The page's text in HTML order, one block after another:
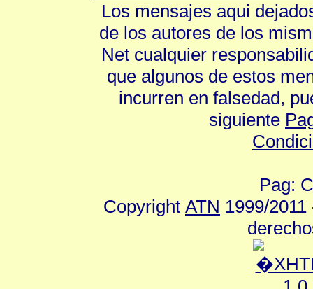
Los mensajes aqui
de los autores de los
Net cualquier
que algunos de estos
incurren en falsedad,
siguiente
Pag:
Copyright ATN 1999/